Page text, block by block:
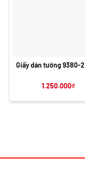
Giấy dán tường 9380-2
1.250.000₫